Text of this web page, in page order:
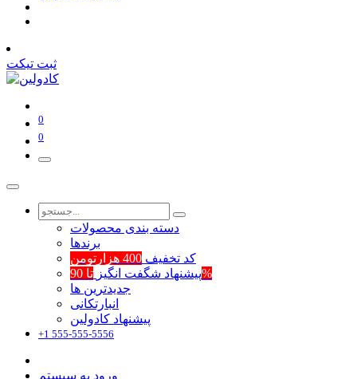
ثبت تیکت
0
0
دسته بندی محصولات
برند‌ها
کد تخفیف 400 هزارتومن
پیشنهاد شگفت انگیزتا 90%
جدیدترین ها
انبارتکانی
پیشنهاد کادولین
+1 555-555-5556
ورود به سیستم